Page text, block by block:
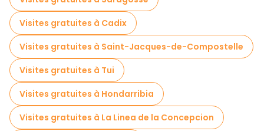
Visites gratuites à Cadix
Visites gratuites à Saint-Jacques-de-Compostelle
Visites gratuites à Tui
Visites gratuites à Hondarribia
Visites gratuites à La Linea de la Concepcion